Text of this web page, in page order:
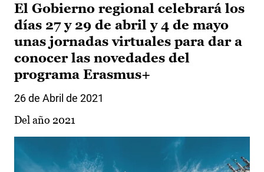
El Gobierno regional celebrará los
días 27 y 29 de abril y 4 de mayo
unas jornadas virtuales para dar a
conocer las novedades del
programa Erasmus+
26 de Abril de 2021
Del año 2021